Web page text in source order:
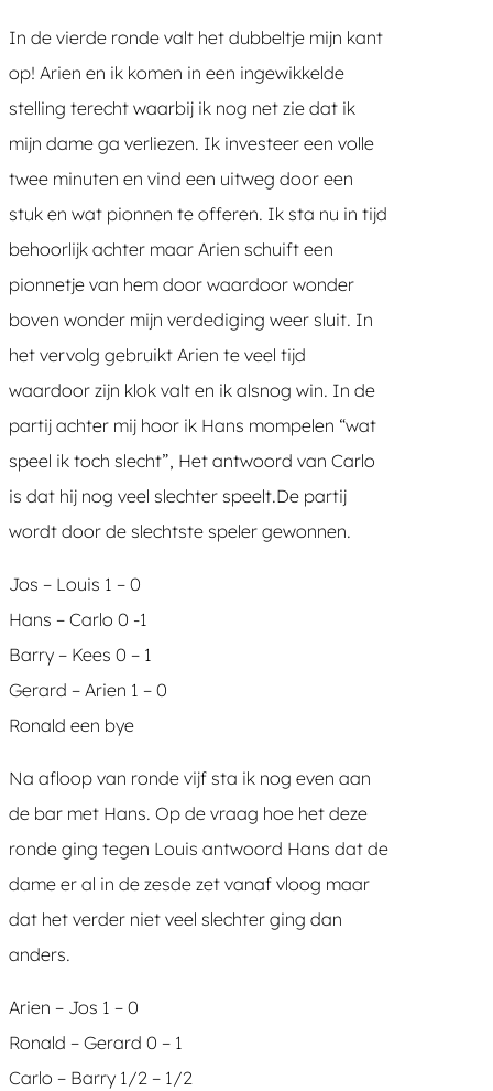
In de vierde ronde valt het dubbeltje mijn kant
op! Arien en ik komen in een ingewikkelde
stelling terecht waarbij ik nog net zie dat ik
mijn dame ga verliezen. Ik investeer een volle
twee minuten en vind een uitweg door een
stuk en wat pionnen te offeren. Ik sta nu in tijd
behoorlijk achter maar Arien schuift een
pionnetje van hem door waardoor wonder
boven wonder mijn verdediging weer sluit. In
het vervolg gebruikt Arien te veel tijd
waardoor zijn klok valt en ik alsnog win. In de
partij achter mij hoor ik Hans mompelen “wat
speel ik toch slecht”, Het antwoord van Carlo
is dat hij nog veel slechter speelt.De partij
wordt door de slechtste speler gewonnen.
Jos – Louis 1 – 0
Hans – Carlo 0 -1
Barry – Kees 0 – 1
Gerard – Arien 1 – 0
Ronald een bye
Na afloop van ronde vijf sta ik nog even aan
de bar met Hans. Op de vraag hoe het deze
ronde ging tegen Louis antwoord Hans dat de
dame er al in de zesde zet vanaf vloog maar
dat het verder niet veel slechter ging dan
anders.
Arien – Jos 1 – 0
Ronald – Gerard 0 – 1
Carlo – Barry 1/2 – 1/2